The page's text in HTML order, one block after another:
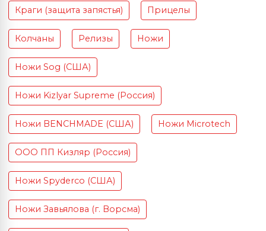
Краги (защита запястья) Прицелы
Колчаны Релизы Ножи
Ножи Sog (США)
Ножи Kizlyar Supreme (Россия)
Ножи BENCHMADE (США) Ножи Microtech
ООО ПП Кизляр (Россия)
Ножи Spyderco (США)
Ножи Завьялова (г. Ворсма)